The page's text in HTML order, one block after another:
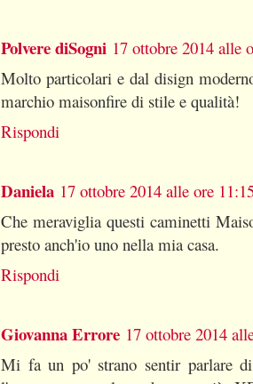
Polvere diSogni 17 ottobre 2014 alle
Molto particolari e dal disign
marchio maisonfire di stile e qualità!
Rispondi
Daniela 17 ottobre 2014 alle ore
Che meraviglia questi caminetti
presto anch'io uno nella mia casa.
Rispondi
Giovanna Errore 17 ottobre 2014
Mi fa un po' strano sentir parlare